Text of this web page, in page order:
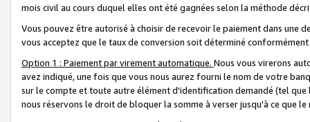
mois civil au cours duquel elles ont été gagnées selon la méthode
Vous pouvez être autorisé à choisir de recevoir le paiement dans une
vous acceptez que le taux de conversion soit déterminé
Option 1 : Paiement par virement automatique. Nous vous virerons
avez indiqué, une fois que vous nous aurez fourni le nom de votre
sur le compte et toute autre élément d'identification demandé (tel que
nous réservons le droit de bloquer la somme à verser jusqu'à ce que